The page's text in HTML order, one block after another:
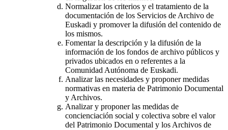
Normalizar los criterios y el tratamiento de la
documentación de los Servicios de Archivo de
Euskadi y promover la difusión del contenido de
los mismos.
Fomentar la descripción y la difusión de la
información de los fondos de archivo públicos y
privados ubicados en o referentes a la
Comunidad Autónoma de Euskadi.
Analizar las necesidades y proponer medidas
normativas en materia de Patrimonio Documental
y Archivos.
Analizar y proponer las medidas de
concienciación social y colectiva sobre el valor
del Patrimonio Documental y los Archivos de